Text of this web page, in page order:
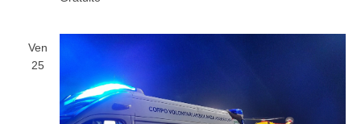
Ven
25